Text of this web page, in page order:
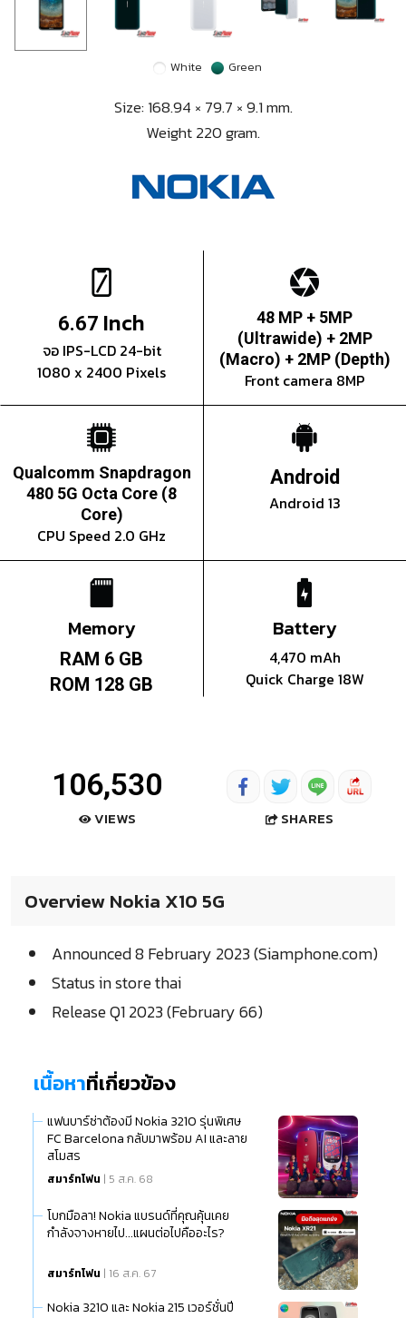
White Green
Size: 168.94 × 79.7 × 9.1 mm.
Weight 220 gram.
6.67 Inch
จอ IPS-LCD 24-bit
1080 x 2400 Pixels
48 MP + 5MP
(Ultrawide) + 2MP
(Macro) + 2MP (Depth)
Front camera 8MP
Qualcomm Snapdragon
480 5G Octa Core (8
Core)
CPU Speed 2.0 GHz
Android
Android 13
Memory
RAM 6 GB
ROM 128 GB
Battery
4,470 mAh
Quick Charge 18W
106,530
VIEWS SHARES
Overview Nokia X10 5G
Announced 8 February 2023 (Siamphone.com)
Status in store thai
Release Q1 2023 (February 66)
เนื้อหาที่เกี่ยวข้อง
แฟนบาร์ซ่าต้องมี Nokia 3210 รุ่นพิเศษ
FC Barcelona กลับมาพร้อม AI และลาย
สโมสร
สมาร์ทโฟน | 5 ส.ค. 68
โบกมือลา! Nokia แบรนด์ที่คุณคุ้นเคย
กำลังจางหายไป...แผนต่อไปคืออะไร?
สมาร์ทโฟน | 16 ส.ค. 67
Nokia 3210 และ Nokia 215 เวอร์ชั่นปี